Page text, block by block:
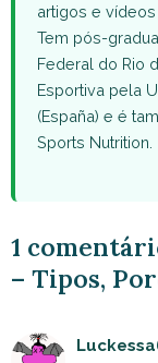
artigos e
Tem pós-
Federal do Rio
Esportiva pela
(España) e é
Sports Nutrition.
1
– Tipos,